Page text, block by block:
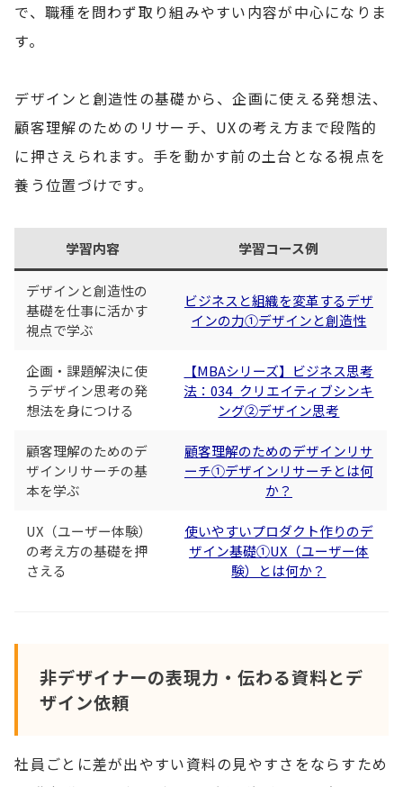
で、職種を問わず取り組みやすい内容が中心になりま
す。
デザインと創造性の基礎から、企画に使える発想法、
顧客理解のためのリサーチ、UXの考え方まで段階的
に押さえられます。手を動かす前の土台となる視点を
養う位置づけです。
学習内容 学習コース例
デザインと創造性の
基礎を仕事に活かす
視点で学ぶ
ビジネスと組織を変革するデザ
インの力①デザインと創造性
企画・課題解決に使
うデザイン思考の発
想法を身につける
【MBAシリーズ】ビジネス思考
法：034_クリエイティブシンキ
ング②デザイン思考
顧客理解のためのデ
ザインリサーチの基
本を学ぶ
顧客理解のためのデザインリサ
ーチ①デザインリサーチとは何
か？
UX（ユーザー体験）
の考え方の基礎を押
さえる
使いやすいプロダクト作りのデ
ザイン基礎①UX（ユーザー体
験）とは何か？
非デザイナーの表現力・伝わる資料とデ
ザイン依頼
社員ごとに差が出やすい資料の見やすさをならすため